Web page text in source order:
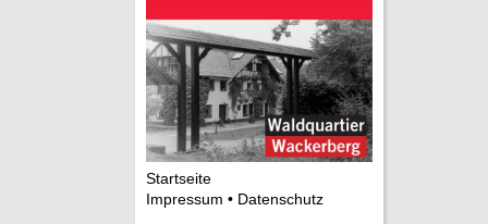
Startseite
Impressum • Datenschutz